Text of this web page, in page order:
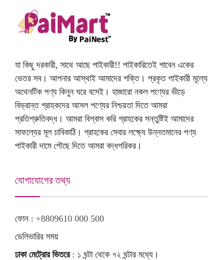
যা কিছু দরকারী, সাথে আছে পাইকারী!! পাইকারিতেই পাবেন একের
ভেতর সব। আপনার আস্থাই আমাদের শক্তি। প্রকৃত পাইকারী মূল্যে
অথেনটিক পণ্য কিনুন ঘরে বসেই। হাজারো নকল পণ্যের ভীড়ে
বিভ্রান্ত গ্রাহকদের আসল পণ্যের নিশ্চয়তা দিতে আমরা
প্রতিশ্রুতিবদ্ধ। আমরা বিশ্বাস করি গ্রাহকের সন্তুষ্টিই আমাদের
সাফল্যের মূল চাবিকাঠি। গ্রাহকের সেবার লক্ষ্যে উন্নতমানের পণ্য
পাইকারী দামে পৌছে দিতে আমরা বদ্ধপরিকর।
যোগাযোগের তথ্য
ফোন : +8809610 000 500
ডেলিভারির সময়
ঢাকা মেট্রোর ভিতরে: ১ ঘন্টা থেকে ৭২ ঘন্টার মধ্যে।